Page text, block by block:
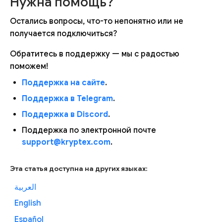
Остались вопросы, что-то непонятно или не
получается подключиться?
Обратитесь в поддержку — мы с радостью
поможем!
Поддержка на сайте.
Поддержка в Telegram.
Поддержка в Discord.
Поддержка по электронной почте
support@kryptex.com.
Эта статья доступна на других языках:
العربية
English
Español